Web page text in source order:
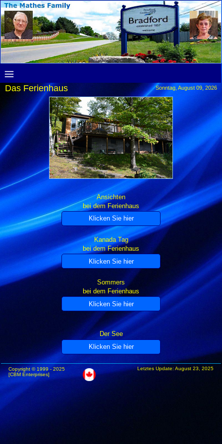
Sonntag, August 09, 2026
Das Ferienhaus
Ansichten
bei dem Ferienhaus
Kanada Tag
bei dem Ferienhaus
Sommers
bei dem Ferienhaus
Der See
Copyright © 1999 - 2025
[CBM Enterprises]
Letztes Update: August 23, 2025